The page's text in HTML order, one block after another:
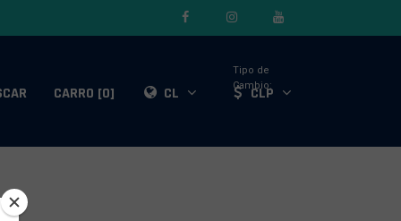
CARRO [0] CL
Tipo de
Cambio:
CLP